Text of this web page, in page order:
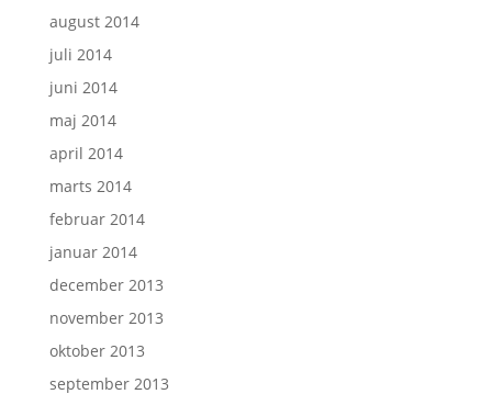
august 2014
juli 2014
juni 2014
maj 2014
april 2014
marts 2014
februar 2014
januar 2014
december 2013
november 2013
oktober 2013
september 2013